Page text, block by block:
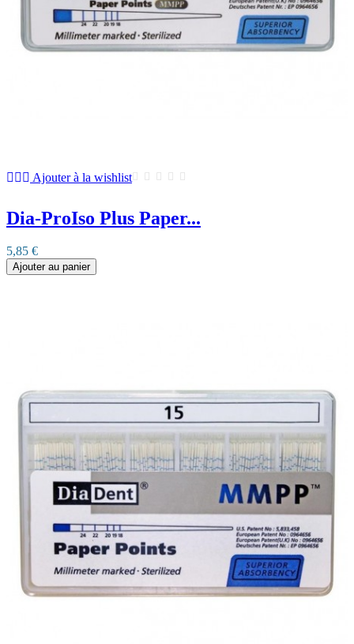
Ajouter à la wishlist
Dia-ProIso Plus Paper...
5,85 €
Ajouter au panier